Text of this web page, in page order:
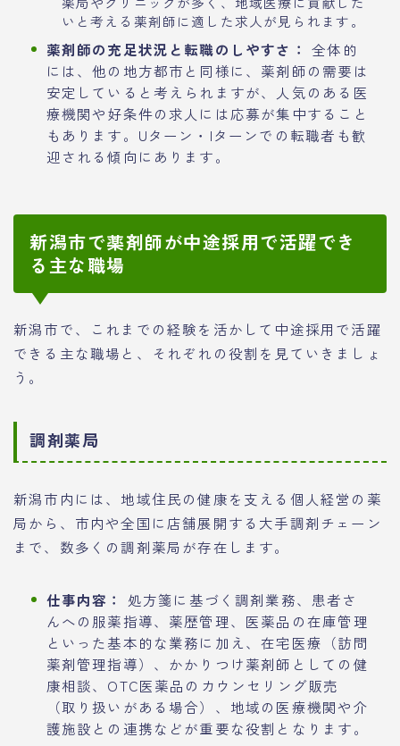
いと考える薬剤師に適した求人が見られます。
薬剤師の充足状況と転職のしやすさ： 全体的
には、他の地方都市と同様に、薬剤師の需要は
安定していると考えられますが、人気のある医
療機関や好条件の求人には応募が集中すること
もあります。Uターン・Iターンでの転職者も歓
迎される傾向にあります。
新潟市で薬剤師が中途採用で活躍でき
る主な職場
新潟市で、これまでの経験を活かして中途採用で活躍
できる主な職場と、それぞれの役割を見ていきましょ
う。
調剤薬局
新潟市内には、地域住民の健康を支える個人経営の薬
局から、市内や全国に店舗展開する大手調剤チェーン
まで、数多くの調剤薬局が存在します。
仕事内容：
処方箋に基づく調剤業務、患者さ
んへの服薬指導、薬歴管理、医薬品の在庫管理
といった基本的な業務に加え、在宅医療（訪問
薬剤管理指導）、かかりつけ薬剤師としての健
康相談、OTC医薬品のカウンセリング販売
（取り扱いがある場合）、地域の医療機関や介
護施設との連携などが重要な役割となります。